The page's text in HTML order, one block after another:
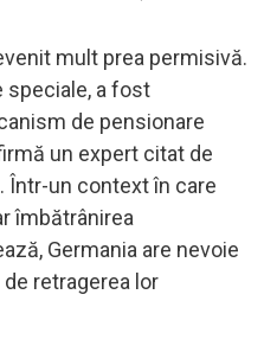
mult prea permisivă.
speciale, a fost
de pensionare
un expert citat de
Într-un context în care
îmbătrânirea
Germania are nevoie
retragerea lor